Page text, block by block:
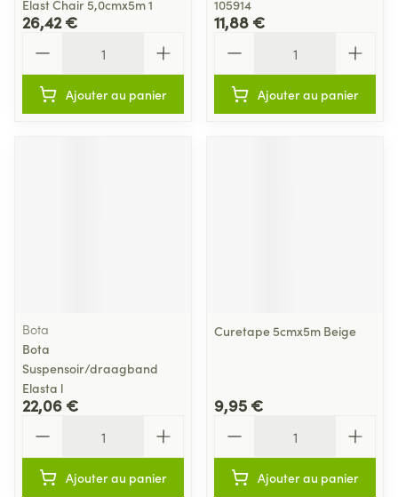
Elast Chair 5,0cmx5m 1
26,42 €
Ajouter au panier
105914
11,88 €
Ajouter au panier
Bota
Bota
Suspensoir/draagband
Elasta l
22,06 €
Ajouter au panier
Curetape 5cmx5m Beige
9,95 €
Ajouter au panier